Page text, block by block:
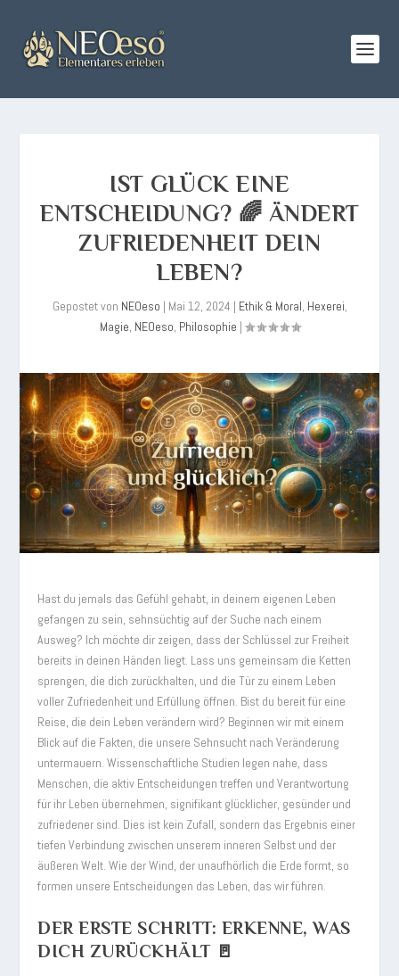
IST GLÜCK EINE
ENTSCHEIDUNG? 🌈 ÄNDERT
ZUFRIEDENHEIT DEIN
LEBEN?
Gepostet von NEOeso | Mai 12, 2024 | Ethik & Moral, Hexerei,
Magie, NEOeso, Philosophie |
Hast du jemals das Gefühl gehabt, in deinem eigenen Leben
gefangen zu sein, sehnsüchtig auf der Suche nach einem
Ausweg? Ich möchte dir zeigen, dass der Schlüssel zur Freiheit
bereits in deinen Händen liegt. Lass uns gemeinsam die Ketten
sprengen, die dich zurückhalten, und die Tür zu einem Leben
voller Zufriedenheit und Erfüllung öffnen. Bist du bereit für eine
Reise, die dein Leben verändern wird? Beginnen wir mit einem
Blick auf die Fakten, die unsere Sehnsucht nach Veränderung
untermauern. Wissenschaftliche Studien legen nahe, dass
Menschen, die aktiv Entscheidungen treffen und Verantwortung
für ihr Leben übernehmen, signifikant glücklicher, gesünder und
zufriedener sind. Dies ist kein Zufall, sondern das Ergebnis einer
tiefen Verbindung zwischen unserem inneren Selbst und der
äußeren Welt. Wie der Wind, der unaufhörlich die Erde formt, so
formen unsere Entscheidungen das Leben, das wir führen.
DER ERSTE SCHRITT: ERKENNE, WAS
DICH ZURÜCKHÄLT 🚪